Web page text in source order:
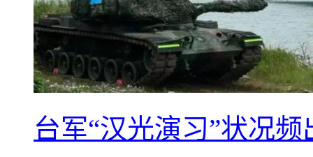
台军“汉光演习”状况